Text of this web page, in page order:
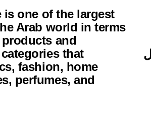
is one of the largest
Arab world in terms
and
that
fashion, home
perfumes, and